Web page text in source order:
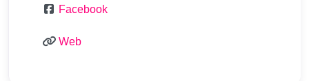
Facebook
Web